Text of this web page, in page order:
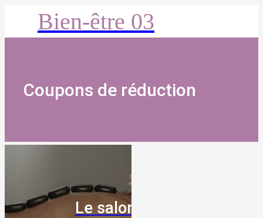
Bien-être 03
Coupons de réduction
Le salon